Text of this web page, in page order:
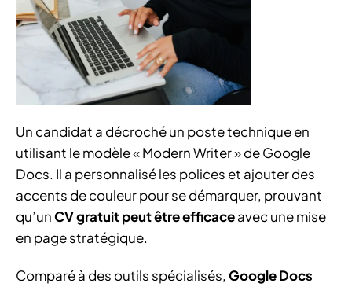
Un candidat a décroché un poste technique en
utilisant le modèle « Modern Writer » de Google
Docs. Il a personnalisé les polices et ajouter des
accents de couleur pour se démarquer, prouvant
qu’unCV gratuit peut être efficaceavec une mise
en page stratégique.
Comparé à des outils spécialisés, Google Docs